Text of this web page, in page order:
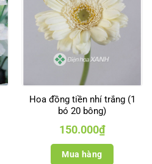
Hoa đồng tiền nhí trắng (1
bó 20 bông)
150.000₫
Mua hàng